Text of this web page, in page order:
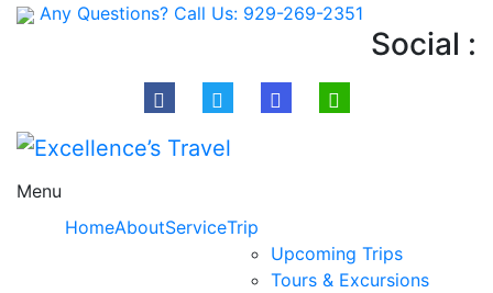
Any Questions? Call Us: 929-269-2351
Social :
Menu
HomeAboutServiceTrip
Upcoming Trips
Tours & Excursions